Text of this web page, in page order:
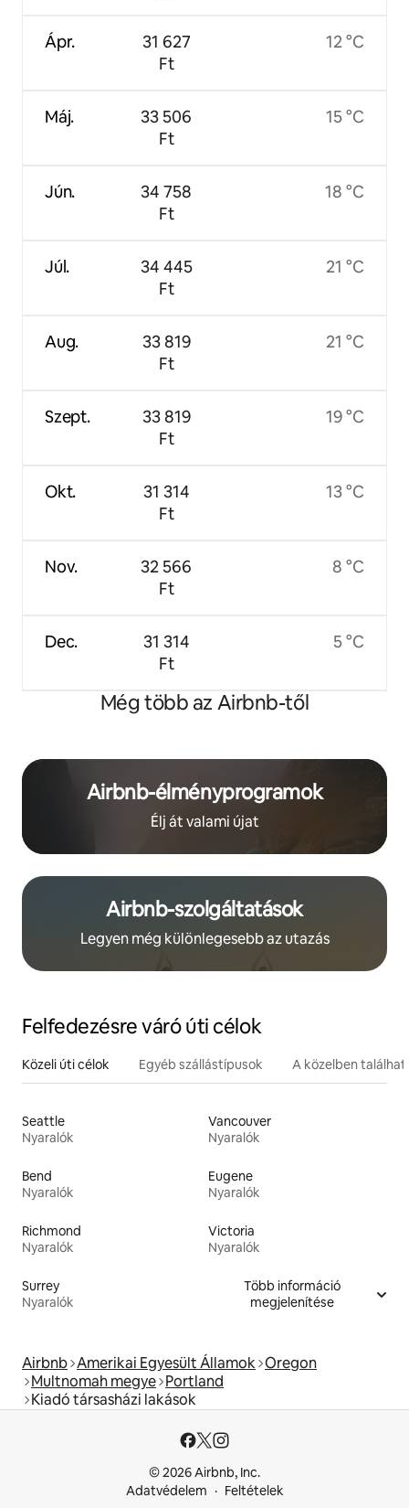
Ápr.
Máj.
Jún.
Júl.
Aug.
Szept.
Okt.
Nov.
Dec.
31 627
Ft
33 506
Ft
34 758
Ft
34 445
Ft
33 819
Ft
33 819
Ft
31 314
Ft
32 566
Ft
31 314
Ft
12 °C
15 °C
18 °C
21 °C
21 °C
19 °C
13 °C
8 °C
5 °C
Még több az Airbnb-től
Airbnb-élményprogramok
Élj át valami újat
Airbnb-szolgáltatások
Legyen még különlegesebb az utazás
Felfedezésre váró úti célok
Közeli úti célok Egyéb szállástípusok A közelben
Seattle
Nyaralók
Vancouver
Nyaralók
Bend
Nyaralók
Eugene
Nyaralók
Richmond
Nyaralók
Victoria
Nyaralók
Surrey
Nyaralók
Több információ
megjelenítése
Airbnb Amerikai Egyesült Államok Oregon
Multnomah megye Portland
Kiadó társasházi lakások
© 2026 Airbnb, Inc.
Adatvédelem
Feltételek